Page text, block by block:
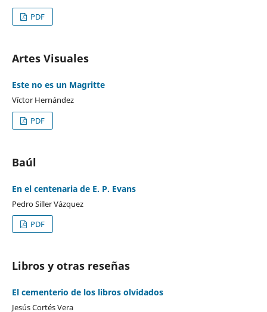
PDF
Artes Visuales
Este no es un Magritte
Víctor Hernández
PDF
Baúl
En el centenaria de E. P. Evans
Pedro Siller Vázquez
PDF
Libros y otras reseñas
El cementerio de los libros olvidados
Jesús Cortés Vera